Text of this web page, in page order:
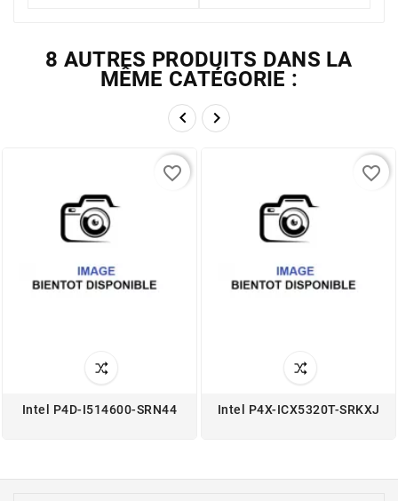
8 AUTRES PRODUITS DANS LA
MÊME CATÉGORIE :
 
Intel P4D-I514600-SRN44
favorite_border
Intel P4X-ICX5320T-SRKXJ
favorite_border